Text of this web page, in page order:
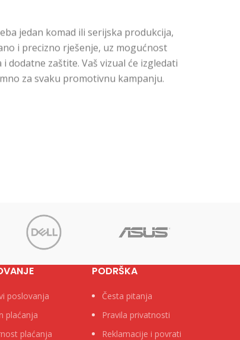
jedan komad ili serijska produkcija,
i precizno rješenje, uz mogućnost
dodatne zaštite. Vaš vizual će izgledati
za svaku promotivnu kampanju.
poslovanja
plaćanja
plaćanja
PODRŠKA
Česta pitanja
Pravila privatnosti
Reklamacije i povrati